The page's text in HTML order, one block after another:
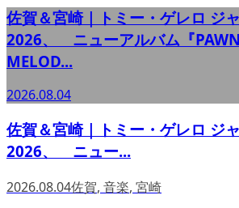
佐賀＆宮崎｜トミー・ゲレロ ジ
2026、 ニューアルバム『
MELOD...
2026.08.04
佐賀＆宮崎｜トミー・ゲレロ ジ
2026、 ニュー...
2026.08.04佐賀, 音楽, 宮崎